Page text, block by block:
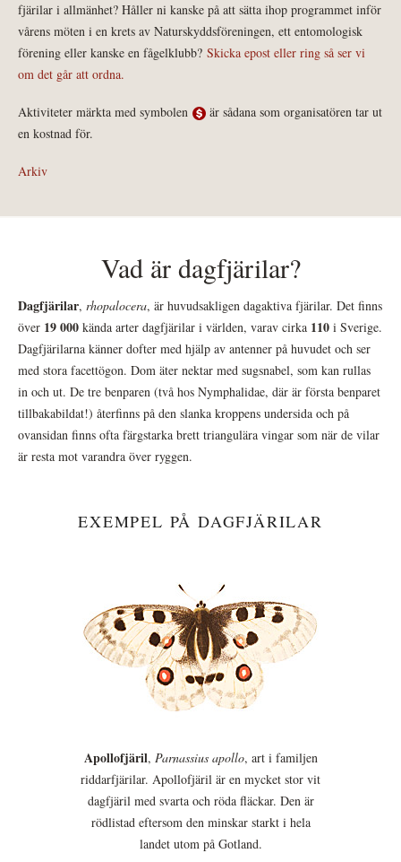
fjärilar i allmänhet? Håller ni kanske på att sätta ihop programmet inför
vårens möten i en krets av Naturskyddsföreningen, ett entomologisk
förening eller kanske en fågelklubb? Skicka epost eller ring så ser vi
om det går att ordna.
Aktiviteter märkta med symbolen
är sådana som organisatören tar ut
en kostnad för.
Arkiv
Vad är dagfjärilar?
Dagfjärilar, rhopalocera, är huvudsakligen dagaktiva fjärilar. Det finns
över 19 000 kända arter dagfjärilar i världen, varav cirka 110 i Sverige.
Dagfjärilarna känner dofter med hjälp av antenner på huvudet och ser
med stora facettögon. Dom äter nektar med sugsnabel, som kan rullas
in och ut. De tre benparen (två hos Nymphalidae, där är första benparet
tillbakabildat!) återfinns på den slanka kroppens undersida och på
ovansidan finns ofta färgstarka brett triangulära vingar som när de vilar
är resta mot varandra över ryggen.
EXEMPEL PÅ DAGFJÄRILAR
Apollofjäril, Parnassius apollo, art i familjen
riddarfjärilar. Apollofjäril är en mycket stor vit
dagfjäril med svarta och röda fläckar. Den är
rödlistad eftersom den minskar starkt i hela
landet utom på Gotland.